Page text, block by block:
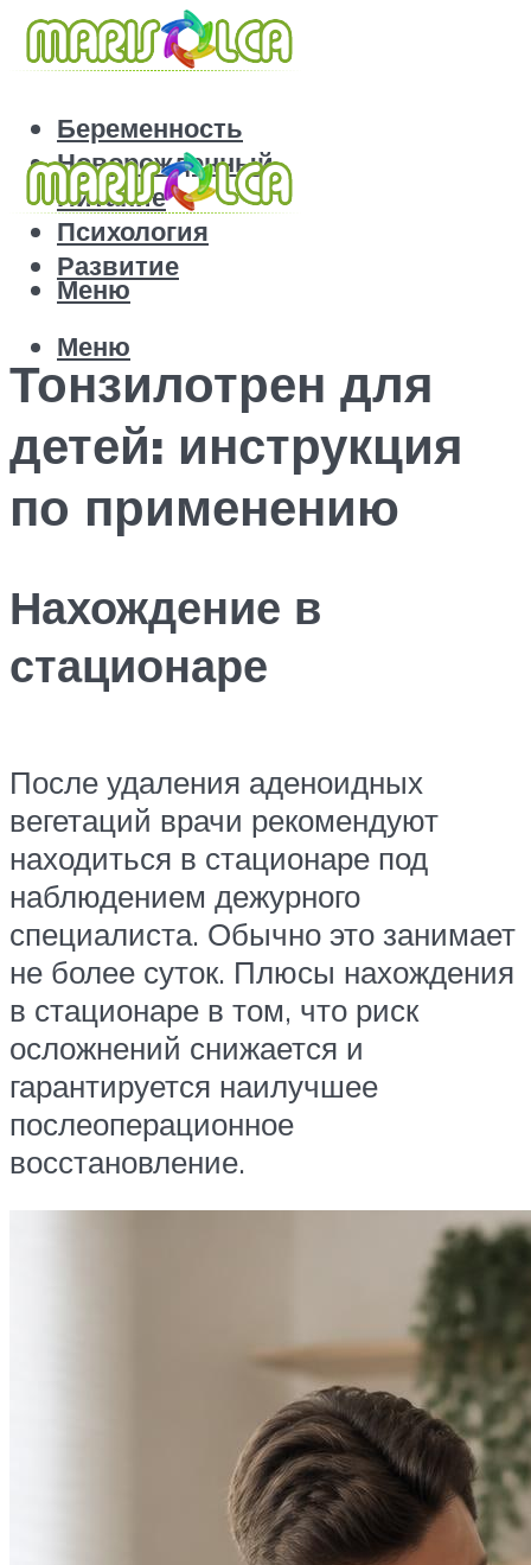
Беременность
Новорожденный
Питание
Психология
Развитие
Меню
Меню
Тонзилотрен для
детей: инструкция
по применению
Нахождение в
стационаре
После удаления аденоидных
вегетаций врачи рекомендуют
находиться в стационаре под
наблюдением дежурного
специалиста. Обычно это занимает
не более суток. Плюсы нахождения
в стационаре в том, что риск
осложнений снижается и
гарантируется наилучшее
послеоперационное
восстановление.